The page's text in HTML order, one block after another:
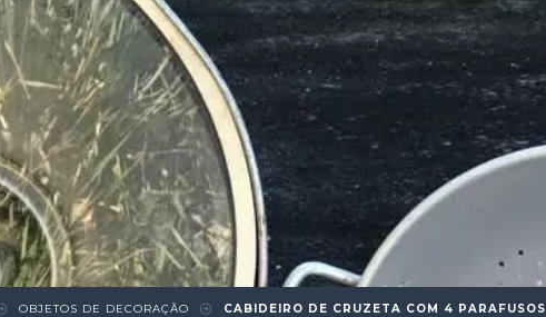
OBJETOS DE DECORAÇÃO CABIDEIRO DE CRUZETA COM 4 PARAFUSOS